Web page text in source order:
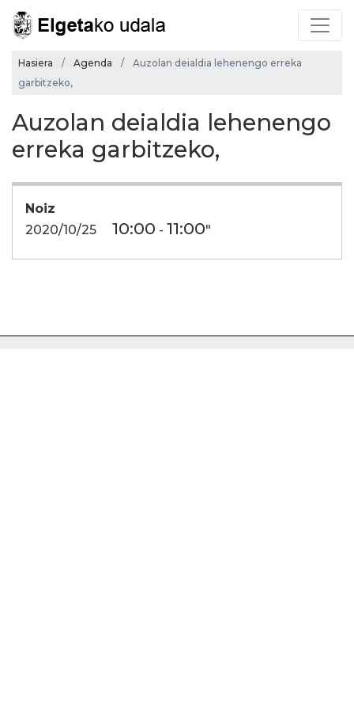
Hasiera Agenda
Auzolan deialdia lehenengo erreka
garbitzeko,
Auzolan deialdia lehenengo
erreka garbitzeko,
Noiz
2020/10/25
10:00 - 11:00"